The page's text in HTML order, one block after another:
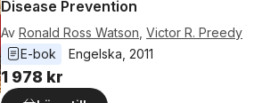
Disease Prevention
Av Ronald Ross Watson Victor R. Preedy
E-bok
Engelska 2011
1 978 kr